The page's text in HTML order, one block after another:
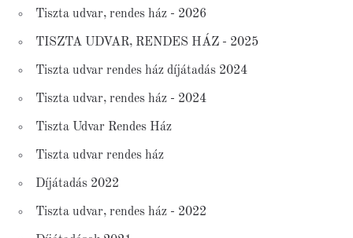
Tiszta udvar, rendes ház - 2026
TISZTA UDVAR, RENDES HÁZ - 2025
Tiszta udvar rendes ház díjátadás 2024
Tiszta udvar, rendes ház - 2024
Tiszta Udvar Rendes Ház
Tiszta udvar rendes ház
Díjátadás 2022
Tiszta udvar, rendes ház - 2022